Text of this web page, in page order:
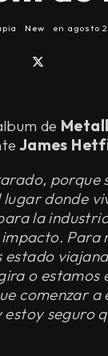
New en agosto
de
James
porque
donde
la
Para
o
comenzar a
seguro